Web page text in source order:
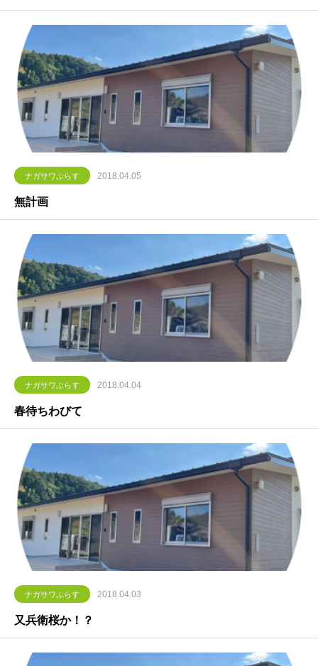
ナガサワぷらす 2018.04.05
無計画
ナガサワぷらす 2018.04.04
春待ちわびて
ナガサワぷらす 2018.04.03
又兵衛桜か！？